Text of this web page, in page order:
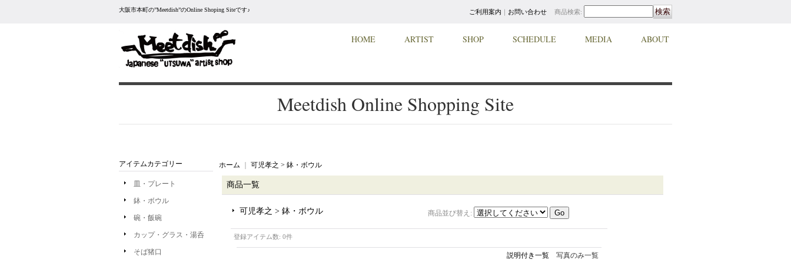
大阪市本町の”Meetdish”のOnline Shoping Siteです♪ ご利用案内 ｜ お問い合わせ 商品検索:
HOME ARTIST SHOP SCHEDULE MEDIA ABOUT
Meetdish Online Shopping Site
アイテムカテゴリー
皿・プレート
鉢・ボウル
碗・飯碗
カップ・グラス・湯呑
そば猪口
ホーム 可児孝之 > 鉢・ボウル
商品一覧
可児孝之 > 鉢・ボウル 商品並び替え :
登録アイテム数: 0件
説明付き一覧 写真のみ一覧